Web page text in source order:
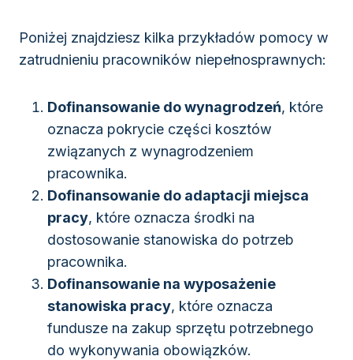
Poniżej znajdziesz kilka przykładów pomocy w
zatrudnieniu pracowników niepełnosprawnych:
Dofinansowanie do wynagrodzeń, które
oznacza pokrycie części kosztów
związanych z wynagrodzeniem
pracownika.
Dofinansowanie do adaptacji miejsca
pracy, które oznacza środki na
dostosowanie stanowiska do potrzeb
pracownika.
Dofinansowanie na wyposażenie
stanowiska pracy, które oznacza
fundusze na zakup sprzętu potrzebnego
do wykonywania obowiązków.